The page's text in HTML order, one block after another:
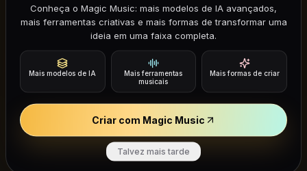
Comece com o Music GPT AI Music
Generator
Conheça o Magic Music: mais modelos de IA avançados,
mais ferramentas criativas e mais formas de transformar uma
ideia em uma faixa completa.
Mais modelos de IA
Mais ferramentas
musicais
Mais formas de criar
Criar com Magic Music
Talvez mais tarde